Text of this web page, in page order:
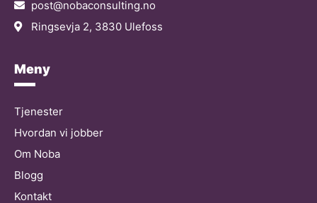
post@nobaconsulting.no
Ringsevja 2, 3830 Ulefoss
Meny
Tjenester
Hvordan vi jobber
Om Noba
Blogg
Kontakt